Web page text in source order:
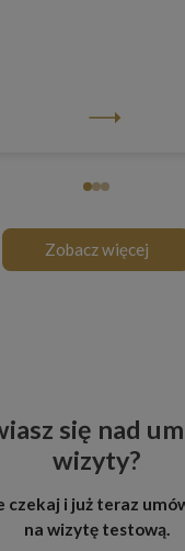
Zobacz więcej
się nad
wizyty?
czekaj i już teraz
na wizytę testową.